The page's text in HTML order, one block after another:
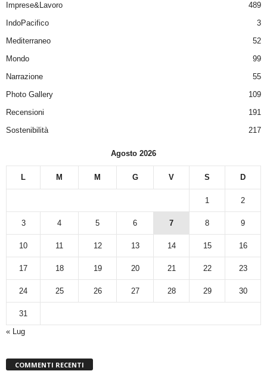
Imprese&Lavoro
489
IndoPacifico
3
Mediterraneo
52
Mondo
99
Narrazione
55
Photo Gallery
109
Recensioni
191
Sostenibilità
217
Agosto 2026
L M M G V S D
1 2
3 4 5 6 7 8 9
10 11 12 13 14 15 16
17 18 19 20 21 22 23
24 25 26 27 28 29 30
31
« Lug
COMMENTI RECENTI